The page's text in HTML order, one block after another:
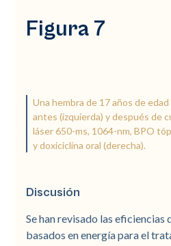
Figura 7
Una hembra de 17 años de
antes (izquierda) y después de
láser 650-ms, 1064-nm, BPO
y doxiciclina oral (derecha).
Discusión
Se han revisado las eficiencias
basados en energía para el